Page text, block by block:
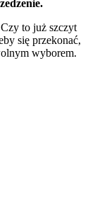
to już szczyt
się przekonać,
wyborem.